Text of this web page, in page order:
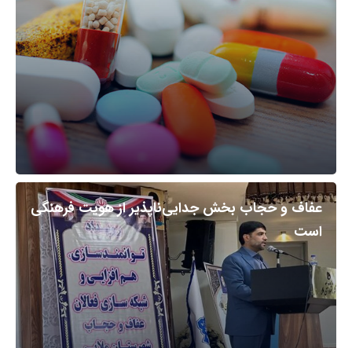
عفاف و حجاب بخش جدایی‌ناپذیر از هویت فرهنگی
است